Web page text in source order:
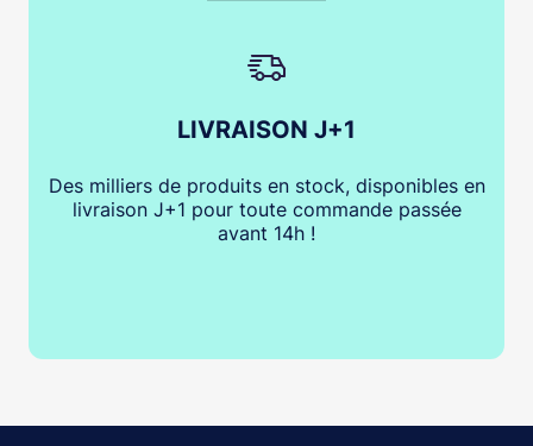
LIVRAISON J+1
Des milliers de produits en stock, disponibles en
livraison J+1 pour toute commande passée
avant 14h !